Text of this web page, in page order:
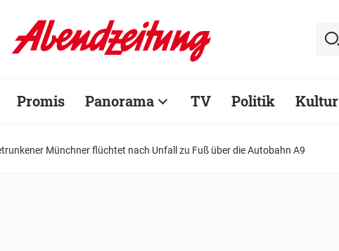
Promis Panorama TV Politik Kultur
Münchner flüchtet nach Unfall zu Fuß über die Autobahn A9